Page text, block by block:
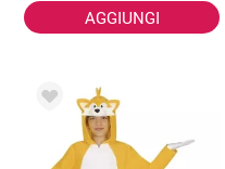
AGGIUNGI